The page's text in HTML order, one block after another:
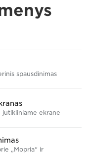
spausdinimas
jutikliniame ekrane
„Mopria“ ir